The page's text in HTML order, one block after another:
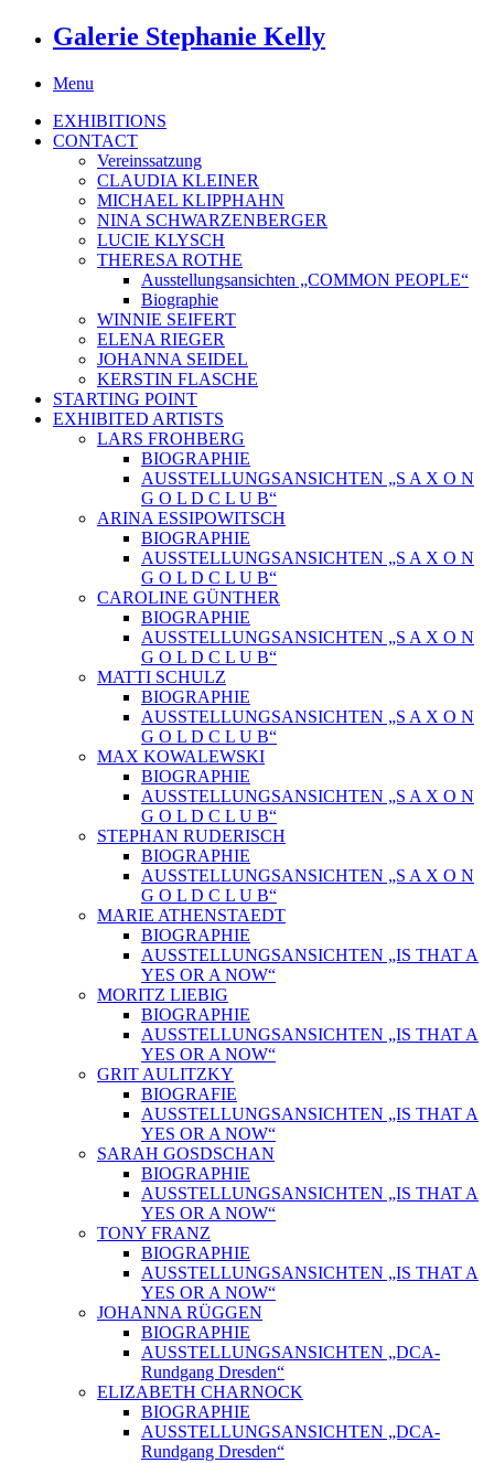
Galerie Stephanie Kelly
Menu
EXHIBITIONS
CONTACT
Vereinssatzung
CLAUDIA KLEINER
MICHAEL KLIPPHAHN
NINA SCHWARZENBERGER
LUCIE KLYSCH
THERESA ROTHE
Ausstellungsansichten „COMMON PEOPLE“
Biographie
WINNIE SEIFERT
ELENA RIEGER
JOHANNA SEIDEL
KERSTIN FLASCHE
STARTING POINT
EXHIBITED ARTISTS
LARS FROHBERG
BIOGRAPHIE
AUSSTELLUNGSANSICHTEN „S A X O N
G O L D C L U B“
ARINA ESSIPOWITSCH
BIOGRAPHIE
AUSSTELLUNGSANSICHTEN „S A X O N
G O L D C L U B“
CAROLINE GÜNTHER
BIOGRAPHIE
AUSSTELLUNGSANSICHTEN „S A X O N
G O L D C L U B“
MATTI SCHULZ
BIOGRAPHIE
AUSSTELLUNGSANSICHTEN „S A X O N
G O L D C L U B“
MAX KOWALEWSKI
BIOGRAPHIE
AUSSTELLUNGSANSICHTEN „S A X O N
G O L D C L U B“
STEPHAN RUDERISCH
BIOGRAPHIE
AUSSTELLUNGSANSICHTEN „S A X O N
G O L D C L U B“
MARIE ATHENSTAEDT
BIOGRAPHIE
AUSSTELLUNGSANSICHTEN „IS THAT A
YES OR A NOW“
MORITZ LIEBIG
BIOGRAPHIE
AUSSTELLUNGSANSICHTEN „IS THAT A
YES OR A NOW“
GRIT AULITZKY
BIOGRAFIE
AUSSTELLUNGSANSICHTEN „IS THAT A
YES OR A NOW“
SARAH GOSDSCHAN
BIOGRAPHIE
AUSSTELLUNGSANSICHTEN „IS THAT A
YES OR A NOW“
TONY FRANZ
BIOGRAPHIE
AUSSTELLUNGSANSICHTEN „IS THAT A
YES OR A NOW“
JOHANNA RÜGGEN
BIOGRAPHIE
AUSSTELLUNGSANSICHTEN „DCA-
Rundgang Dresden“
ELIZABETH CHARNOCK
BIOGRAPHIE
AUSSTELLUNGSANSICHTEN „DCA-
Rundgang Dresden“